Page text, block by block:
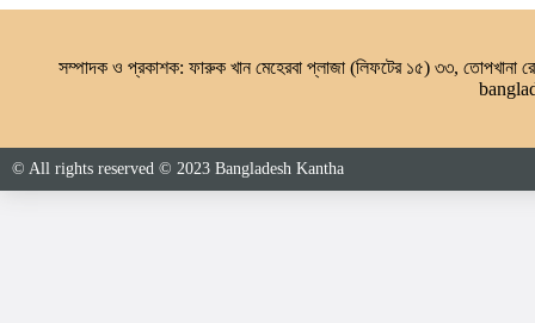
সম্পাদক ও প্রকাশক: ফারুক খান মেহেরবা প্লাজা (লিফটের ১৫) ৩৩, তোপখানা
© All rights reserved © 2023 Bangladesh Kantha